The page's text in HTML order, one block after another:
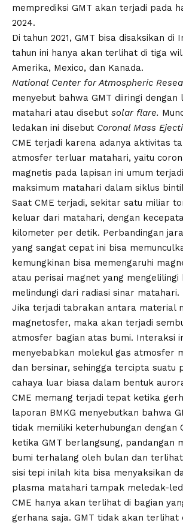
memprediksi GMT akan terjadi pada
2024.
Di tahun 2021, GMT bisa disaksikan di
tahun ini hanya akan terlihat di tiga
Amerika, Mexico, dan Kanada.
National Center for Atmospheric
menyebut bahwa GMT diiringi dengan
matahari atau disebut solar flare.
ledakan ini disebut Coronal Mass
CME terjadi karena adanya aktivitas
atmosfer terluar matahari, yaitu
magnetis pada lapisan ini umum
maksimum matahari dalam siklus
Saat CME terjadi, sekitar satu miliar
keluar dari matahari, dengan
kilometer per detik. Perbandingan
yang sangat cepat ini bisa
kemungkinan bisa memengaruhi
atau perisai magnet yang mengelilingi
melindungi dari radiasi sinar matahari.
Jika terjadi tabrakan antara material
magnetosfer, maka akan terjadi
atmosfer bagian atas bumi. Interaksi
menyebabkan molekul gas atmosfer
dan bersinar, sehingga tercipta suatu
cahaya luar biasa dalam bentuk
CME memang terjadi tepat ketika
laporan BMKG menyebutkan bahwa
tidak memiliki keterhubungan dengan
ketika GMT berlangsung, pandangan
bumi terhalang oleh bulan dan
sisi tepi inilah kita bisa menyaksikan
plasma matahari tampak meledak-
CME hanya akan terlihat di bagian
gerhana saja. GMT tidak akan terlihat